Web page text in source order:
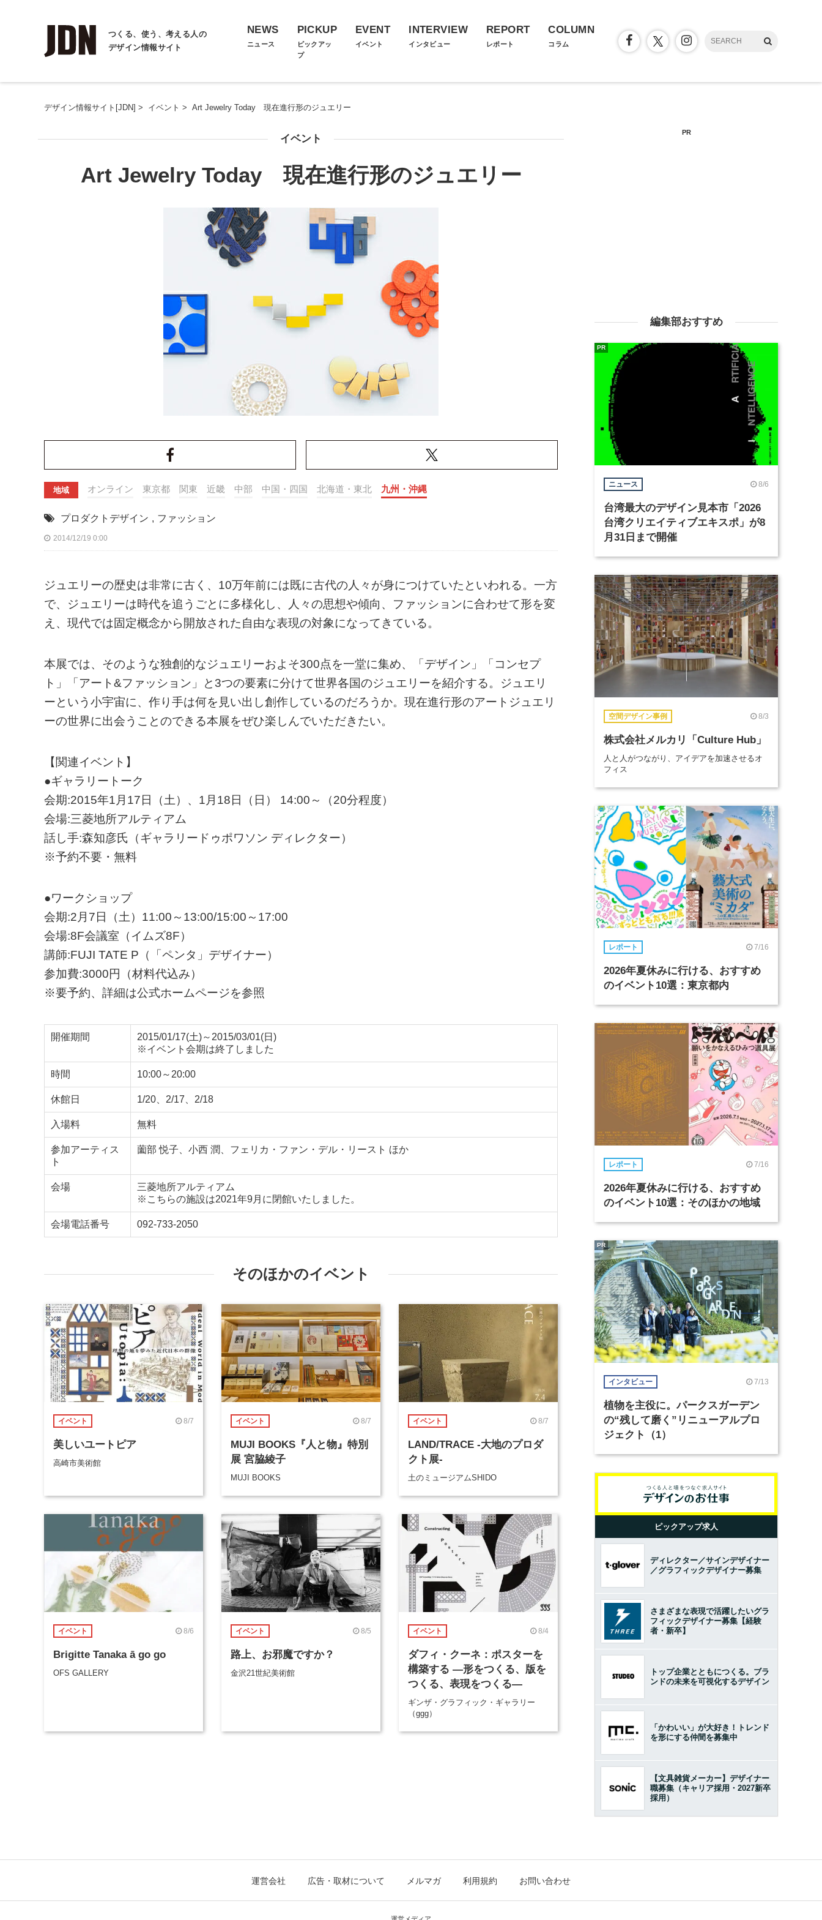
つくる、使う、考える人の
デザイン情報サイト
NEWS
ニュース
PICKUP
ピックアッ
プ
EVENT
イベント
INTERVIEW
インタビュー
REPORT
レポート
COLUMN
コラム
デザイン情報サイト[JDN] > イベント > Art Jewelry Today 現在進行形のジュエリー
イベント
Art Jewelry Today 現在進行形のジュエリー
地域 オンライン 東京都 関東 近畿 中部 中国・四国 北海道・東北 九州・沖縄
プロダクトデザイン , ファッション
2014/12/19 0:00
ジュエリーの歴史は非常に古く、10万年前には既に古代の人々が身につけていたといわれる。一方
で、ジュエリーは時代を追うごとに多様化し、人々の思想や傾向、ファッションに合わせて形を変
え、現代では固定概念から開放された自由な表現の対象になってきている。
本展では、そのような独創的なジュエリーおよそ300点を一堂に集め、「デザイン」「コンセプ
ト」「アート&ファッション」と3つの要素に分けて世界各国のジュエリーを紹介する。ジュエリ
ーという小宇宙に、作り手は何を見い出し創作しているのだろうか。現在進行形のアートジュエリ
ーの世界に出会うことのできる本展をぜひ楽しんでいただきたい。
【関連イベント】
●ギャラリートーク
会期:2015年1月17日（土）、1月18日（日） 14:00～（20分程度）
会場:三菱地所アルティアム
話し手:森知彦氏（ギャラリードゥポワソン ディレクター）
※予約不要・無料
●ワークショップ
会期:2月7日（土）11:00～13:00/15:00～17:00
会場:8F会議室（イムズ8F）
講師:FUJI TATE P（「ペンタ」デザイナー）
参加費:3000円（材料代込み）
※要予約、詳細は公式ホームページを参照
開催期間
2015/01/17(土)～2015/03/01(日)
※イベント会期は終了しました
時間 10:00～20:00
休館日 1/20、2/17、2/18
入場料 無料
参加アーティス
ト
薗部 悦子、小西 潤、フェリカ・ファン・デル・リースト ほか
会場
三菱地所アルティアム
※こちらの施設は2021年9月に閉館いたしました。
会場電話番号 092-733-2050
そのほかのイベント
イベント 8/7
美しいユートピア
高崎市美術館
イベント 8/7
MUJI BOOKS『人と物』特別
展 宮脇綾子
MUJI BOOKS
イベント 8/7
LAND/TRACE -大地のプロダ
クト展-
土のミュージアムSHIDO
イベント 8/6
Brigitte Tanaka ā go go
OFS GALLERY
イベント 8/5
路上、お邪魔ですか？
金沢21世紀美術館
イベント 8/4
ダフィ・クーネ：ポスターを
構築する ―形をつくる、版を
つくる、表現をつくる―
ギンザ・グラフィック・ギャラリー
（ggg）
PR
編集部おすすめ
ニュース 8/6
台湾最大のデザイン見本市「2026
台湾クリエイティブエキスポ」が8
月31日まで開催
PR
空間デザイン事例 8/3
株式会社メルカリ「Culture Hub」
人と人がつながり、アイデアを加速させるオ
フィス
レポート 7/16
2026年夏休みに行ける、おすすめ
のイベント10選：東京都内
レポート 7/16
2026年夏休みに行ける、おすすめ
のイベント10選：そのほかの地域
インタビュー 7/13
植物を主役に。パークスガーデン
の“残して磨く”リニューアルプロ
ジェクト（1）
PR
ピックアップ求人
ディレクター／サインデザイナー
／グラフィックデザイナー募集
さまざまな表現で活躍したいグラ
フィックデザイナー募集【経験
者・新卒】
トップ企業とともにつくる。ブラ
ンドの未来を可視化するデザイン
「かわいい」が大好き！トレンド
を形にする仲間を募集中
【文具雑貨メーカー】デザイナー
職募集（キャリア採用・2027新卒
採用）
運営会社 広告・取材について メルマガ 利用規約 お問い合わせ